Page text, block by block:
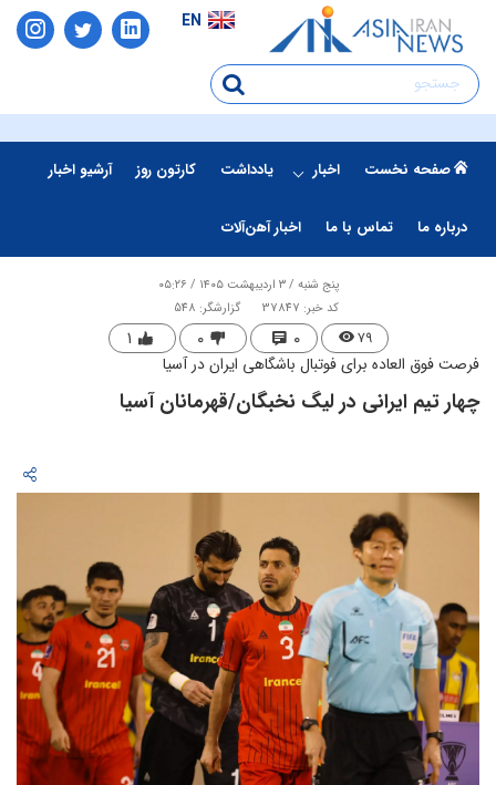
EN
صفحه نخست اخبار یادداشت کارتون روز آرشیو اخبار
درباره ما تماس با ما اخبار آهن‌آلات
پنج شنبه / ۳ اردیبهشت ۱۴۰۵ / ۰۵:۲۶
کد خبر: 37847
گزارشگر: 548
۷۹ ۰ ۰ ۱
فرصت فوق العاده برای فوتبال باشگاهی ایران در آسیا
چهار تیم ایرانی در لیگ نخبگان/قهرمانان آسیا